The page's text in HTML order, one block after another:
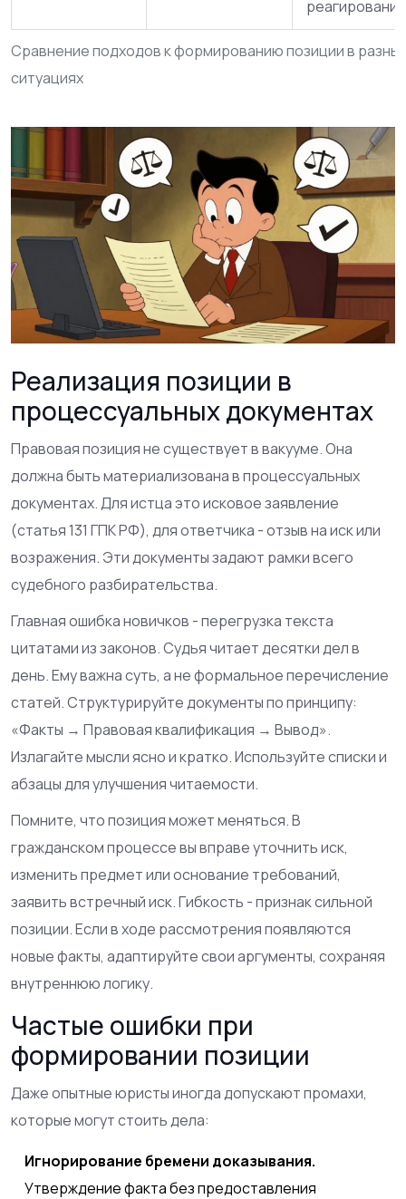
Сравнение подходов к формированию позиции в разных
ситуациях
реагирования
Реализация позиции в
процессуальных документах
Правовая позиция не существует в вакууме. Она
должна быть материализована в процессуальных
документах. Для истца это исковое заявление
(статья 131 ГПК РФ), для ответчика - отзыв на иск или
возражения. Эти документы задают рамки всего
судебного разбирательства.
Главная ошибка новичков - перегрузка текста
цитатами из законов. Судья читает десятки дел в
день. Ему важна суть, а не формальное перечисление
статей. Структурируйте документы по принципу:
«Факты → Правовая квалификация → Вывод».
Излагайте мысли ясно и кратко. Используйте списки и
абзацы для улучшения читаемости.
Помните, что позиция может меняться. В
гражданском процессе вы вправе уточнить иск,
изменить предмет или основание требований,
заявить встречный иск. Гибкость - признак сильной
позиции. Если в ходе рассмотрения появляются
новые факты, адаптируйте свои аргументы, сохраняя
внутреннюю логику.
Частые ошибки при
формировании позиции
Даже опытные юристы иногда допускают промахи,
которые могут стоить дела:
Игнорирование бремени доказывания.
Утверждение факта без предоставления